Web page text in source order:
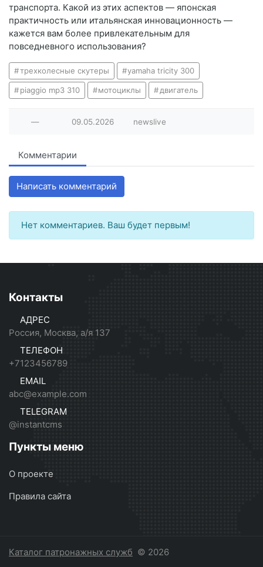
транспорта. Какой из этих аспектов — японская
практичность или итальянская инновационность —
кажется вам более привлекательным для
повседневного использования?
трехколесные скутеры yamaha tricity 300
piaggio mp3 310 мотоциклы двигатель
— 09.05.2026 newslive
Комментарии
Написать комментарий
Нет комментариев. Ваш будет первым!
Контакты
АДРЕС
Россия, Москва, а/я 137
ТЕЛЕФОН
+7123456789
EMAIL
abc@example.com
TELEGRAM
@instantcms
Пункты меню
О проекте
Правила сайта
Каталог патронажных служб © 2026